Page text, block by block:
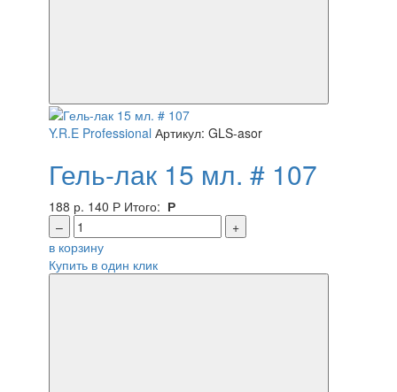
Y.R.E Professional Артикул: GLS-asor
Гель-лак 15 мл. # 107
188 р. 140 Р Итого: Р
–
+
в корзину
Купить в один клик